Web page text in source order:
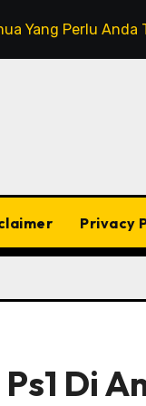
Yang Perlu Anda
Privacy
Di